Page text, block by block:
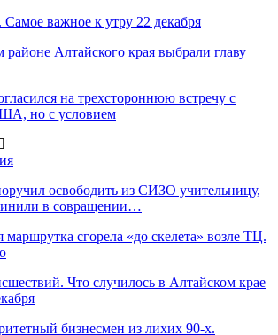
Самое важное к утру 22 декабря
Алтайского края выбрали главу
на трехстороннюю встречу с
но с условием
освободить из СИЗО учительницу,
в совращении…
маршрутка сгорела «до скелета» возле ТЦ.
Что случилось в Алтайском крае
бизнесмен из лихих 90-х.